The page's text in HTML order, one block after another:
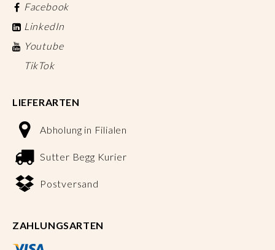
Facebook
LinkedIn
Youtube
TikTok
LIEFERARTEN
Abholung in Filialen
Sutter Begg Kurier
Postversand
ZAHLUNGSARTEN